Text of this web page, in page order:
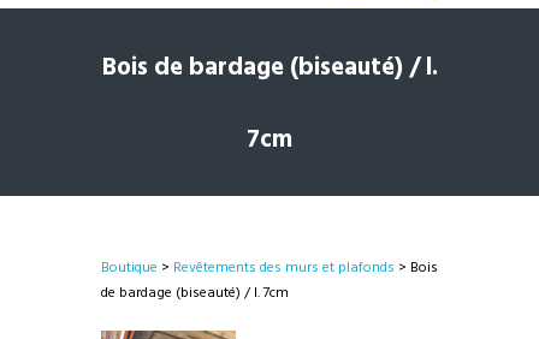
Bois de bardage (biseauté) / l.
7cm
Boutique > Revêtements des murs et plafonds > Bois
de bardage (biseauté) / l. 7cm